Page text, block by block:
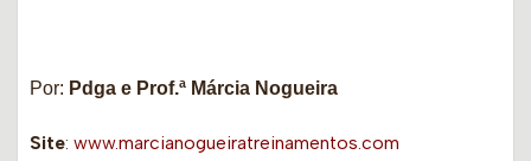
Por: Pdga e Prof.ª Márcia Nogueira
Site: www.marcianogueiratreinamentos.com